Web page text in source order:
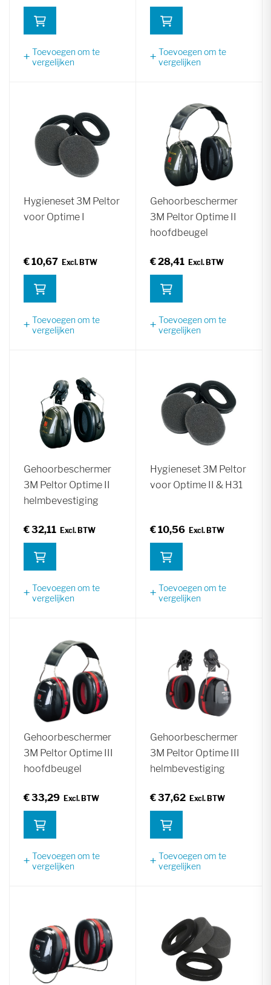
Toevoegen om te
vergelijken
Toevoegen om te
vergelijken
Hygieneset 3M Peltor
voor Optime I
€ 10,67
Toevoegen om te
vergelijken
Gehoorbeschermer
3M Peltor Optime II
hoofdbeugel
€ 28,41
Toevoegen om te
vergelijken
Gehoorbeschermer
3M Peltor Optime II
helmbevestiging
€ 32,11
Toevoegen om te
vergelijken
Hygieneset 3M Peltor
voor Optime II & H31
€ 10,56
Toevoegen om te
vergelijken
Gehoorbeschermer
3M Peltor Optime III
hoofdbeugel
€ 33,29
Toevoegen om te
vergelijken
Gehoorbeschermer
3M Peltor Optime III
helmbevestiging
€ 37,62
Toevoegen om te
vergelijken